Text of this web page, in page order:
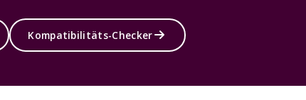
Kompatibilitäts-Checker